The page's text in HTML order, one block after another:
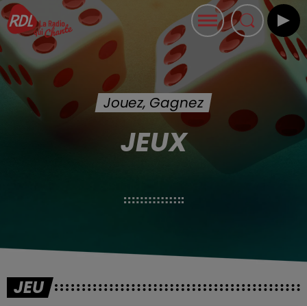
Jouez, Gagnez
JEUX
JEU